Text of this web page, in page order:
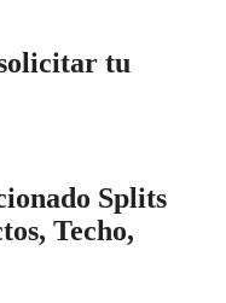
tu
Splits
Techo,